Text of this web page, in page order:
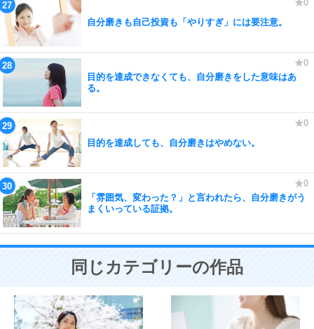
自分磨きも自己投資も「やりすぎ」には要注意。
目的を達成できなくても、自分磨きをした意味はあ
る。
目的を達成しても、自分磨きはやめない。
「雰囲気、変わった？」と言われたら、自分磨きがう
まくいっている証拠。
同じカテゴリーの作品